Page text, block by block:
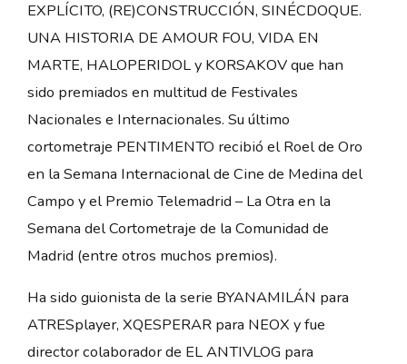
EXPLÍCITO, (RE)CONSTRUCCIÓN, SINÉCDOQUE.
UNA HISTORIA DE AMOUR FOU, VIDA EN
MARTE, HALOPERIDOL y KORSAKOV que han
sido premiados en multitud de Festivales
Nacionales e Internacionales. Su último
cortometraje PENTIMENTO recibió el Roel de Oro
en la Semana Internacional de Cine de Medina del
Campo y el Premio Telemadrid – La Otra en la
Semana del Cortometraje de la Comunidad de
Madrid (entre otros muchos premios).
Ha sido guionista de la serie BYANAMILÁN para
ATRESplayer, XQESPERAR para NEOX y fue
director colaborador de EL ANTIVLOG para